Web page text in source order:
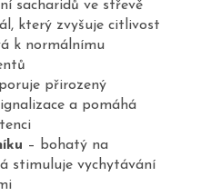
sacharidů ve střevě
který zvyšuje citlivost
k normálnímu
přirozený
a pomáhá
– bohatý na
stimuluje vychytávání